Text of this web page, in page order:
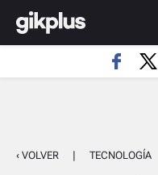
‹ VOLVER | TECNOLOGÍA